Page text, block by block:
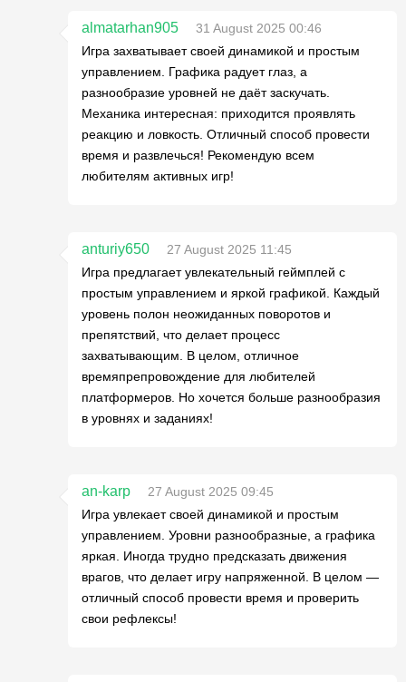
almatarhan905
31 August 2025 00:46
Игра захватывает своей динамикой и простым
управлением. Графика радует глаз, а
разнообразие уровней не даёт заскучать.
Механика интересная: приходится проявлять
реакцию и ловкость. Отличный способ провести
время и развлечься! Рекомендую всем
любителям активных игр!
anturiy650
27 August 2025 11:45
Игра предлагает увлекательный геймплей с
простым управлением и яркой графикой. Каждый
уровень полон неожиданных поворотов и
препятствий, что делает процесс
захватывающим. В целом, отличное
времяпрепровождение для любителей
платформеров. Но хочется больше разнообразия
в уровнях и заданиях!
an-karp
27 August 2025 09:45
Игра увлекает своей динамикой и простым
управлением. Уровни разнообразные, а графика
яркая. Иногда трудно предсказать движения
врагов, что делает игру напряженной. В целом —
отличный способ провести время и проверить
свои рефлексы!